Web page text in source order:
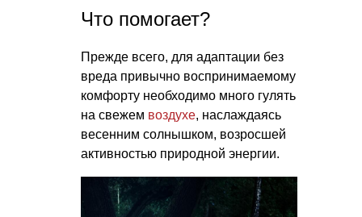
Что помогает?
Прежде всего, для адаптации без
вреда привычно воспринимаемому
комфорту необходимо много гулять
на свежем воздухе, наслаждаясь
весенним солнышком, возросшей
активностью природной энергии.